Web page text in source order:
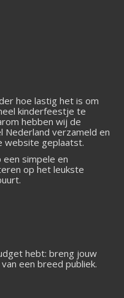
hoe lastig het is om
kinderfeestje te
hebben wij de
Nederland verzameld en
website geplaatst.
simpele en
op het leukste
hebt: breng jouw
een breed publiek.